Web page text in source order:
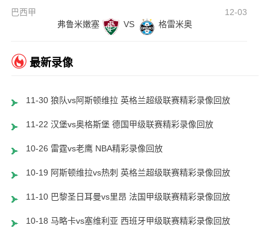
巴西甲
12-03
弗鲁米嫩塞
VS 格雷米奥
最新录像
11-30 狼队vs阿斯顿维拉 英格兰超级联赛精彩录像回放
11-22 汉堡vs奥格斯堡 德国甲级联赛精彩录像回放
10-26 雷霆vs老鹰 NBA精彩录像回放
10-19 阿斯顿维拉vs热刺 英格兰超级联赛精彩录像回放
11-10 巴黎圣日耳曼vs里昂 法国甲级联赛精彩录像回放
10-18 马略卡vs塞维利亚 西班牙甲级联赛精彩录像回放